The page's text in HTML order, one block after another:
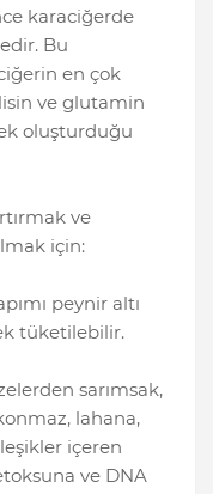
karaciğerde
Bu
en çok
ve glutamin
oluşturduğu
ve
için:
peynir altı
tüketilebilir.
sarımsak,
lahana,
içeren
ve DNA